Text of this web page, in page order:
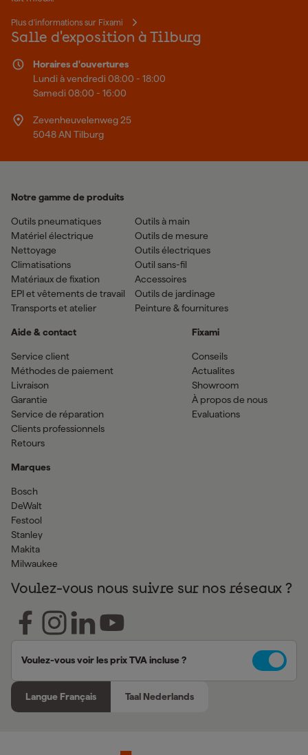
Plus d'informations sur Fixami
Salle d'exposition à Tilburg
Horaires d'ouvertures
Lundi à vendredi 08:00 - 18:00
Samedi 08:00 - 16:00
Zevenheuvelenweg 25
5048 AN Tilburg
Notre gamme de produits
Outils pneumatiques
Matériel électrique
Nettoyage
Climatisations
Matériaux de fixation
EPI et vêtements de travail
Transports et atelier
Outils à main
Outils de mesure
Outils électriques
Outil sans-fil
Accessoires
Outils de jardinage
Peinture & fournitures
Aide & contact
Service client
Méthodes de paiement
Livraison
Garantie
Service de réparation
Clients professionnels
Retours
Marques
Bosch
DeWalt
Festool
Stanley
Makita
Milwaukee
Fixami
Conseils
Actualites
Showroom
À propos de nous
Evaluations
Voulez-vous nous suivre sur nos réseaux ?
Voulez-vous voir les prix TVA incluse ?
Langue Français Taal Nederlands